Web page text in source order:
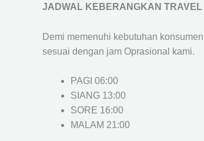
JADWAL KEBERANGKAN TRAVEL
Demi memenuhi kebutuhan
sesuai dengan jam Oprasional kami.
PAGI 06:00
SIANG 13:00
SORE 16:00
MALAM 21:00